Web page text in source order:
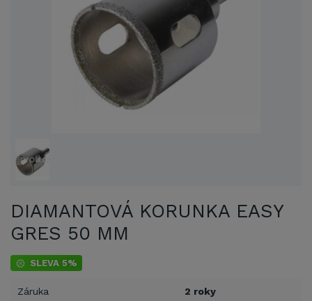
DIAMANTOVÁ KORUNKA EASY
GRES 50 MM
SLEVA 5%
Záruka 2 roky